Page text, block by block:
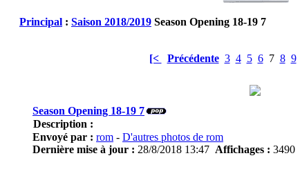
Principal : Saison 2018/2019 Season Opening 18-19 7
[< Précédente 3 4 5 67 8 9
Season Opening 18-19 7
Description :
Envoyé par : rom - D'autres photos de rom
Dernière mise à jour : 28/8/2018 13:47 Affichages : 3490